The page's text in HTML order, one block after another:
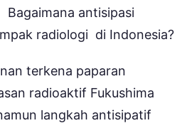
antisipasi
radiologi di Indonesia?
terkena paparan
radioaktif Fukushima
langkah antisipatif